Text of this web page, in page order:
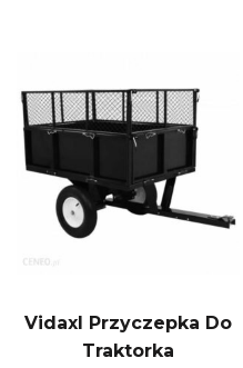
Vidaxl Przyczepka Do
Traktorka